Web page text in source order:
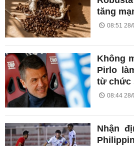
tăng
08:51 28/
Không
Pirlo
từ chức
08:44 28/
Nhận